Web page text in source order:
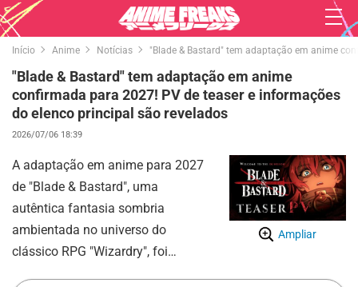
Início Anime Notícias "Blade & Bastard" tem adaptação em anime
"Blade & Bastard" tem adaptação em anime
confirmada para 2027! PV de teaser e informações
do elenco principal são revelados
2026/07/06 18:39
Ampliar
A adaptação em anime para 2027
de "Blade & Bastard", uma
autêntica fantasia sombria
ambientada no universo do
clássico RPG "Wizardry", foi